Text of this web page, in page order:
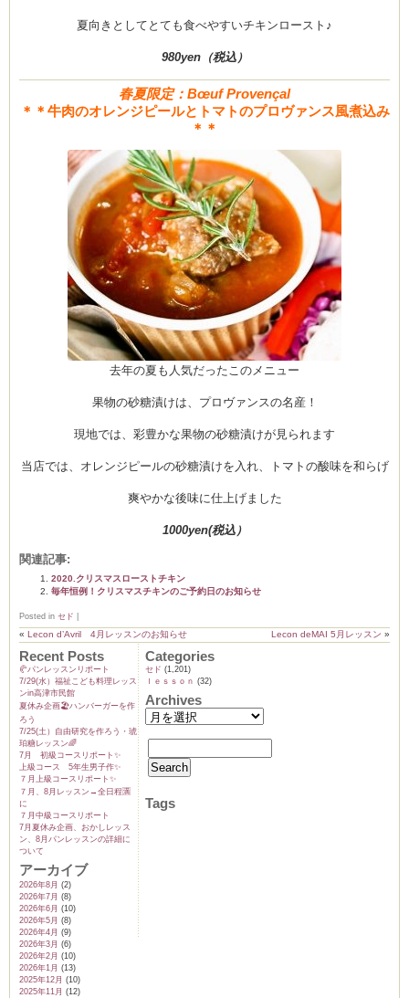
夏向きとしてとても食べやすいチキンロースト♪
980yen（税込）
春夏限定：Bœuf Provençal
＊＊牛肉のオレンジピールとトマトのプロヴァンス風煮込み
＊＊
去年の夏も人気だったこのメニュー
果物の砂糖漬けは、プロヴァンスの名産！
現地では、彩豊かな果物の砂糖漬けが見られます
当店では、オレンジピールの砂糖漬けを入れ、トマトの酸味を和らげ
爽やかな後味に仕上げました
1000yen(税込）
関連記事:
2020.クリスマスローストチキン
毎年恒例！クリスマスチキンのご予約日のお知らせ
Posted in セド
« Lecon d’Avril 4月レッスンのお知らせ Lecon deMAI 5月レッスン »
Recent Posts
🥐パンレッスンリポート
7/29(水）福祉こども料理レッス
ンin高津市民館
夏休み企画🏖️ハンバーガーを作
ろう
7/25(土）自由研究を作ろう・琥
珀糖レッスン🌈
7月 初級コースリポート✨️
上級コース 5年生男子作✨️
７月上級コースリポート✨️
７月、8月レッスン→全日程🈵
に
７月中級コースリポート
7月夏休み企画、おかしレッス
ン、8月パンレッスンの詳細に
ついて
アーカイブ
2026年8月 (2)
2026年7月 (8)
2026年6月 (10)
2026年5月 (8)
2026年4月 (9)
2026年3月 (6)
2026年2月 (10)
2026年1月 (13)
2025年12月 (10)
2025年11月 (12)
Categories
セド (1,201)
ｌｅｓｓｏｎ (32)
Archives
Tags